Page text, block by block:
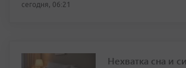
сегодня, 06:21
Нехватка сна и